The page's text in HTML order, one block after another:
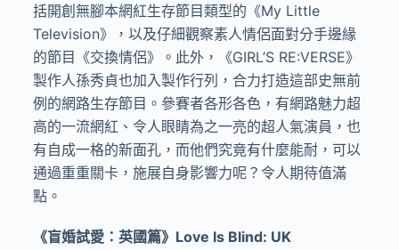
括開創無腳本網紅生存節目類型的《My Little
Television》，以及仔細觀察素人情侶面對分手邊緣
的節目《交換情侶》。此外，《GIRL’S RE:VERSE》
製作人孫秀貞也加入製作行列，合力打造這部史無前
例的網路生存節目。參賽者各形各色，有網路魅力超
高的一流網紅、令人眼睛為之一亮的超人氣演員，也
有自成一格的新面孔，而他們究竟有什麼能耐，可以
通過重重關卡，施展自身影響力呢？令人期待值滿
點。
《盲婚試愛：英國篇》Love Is Blind: UK